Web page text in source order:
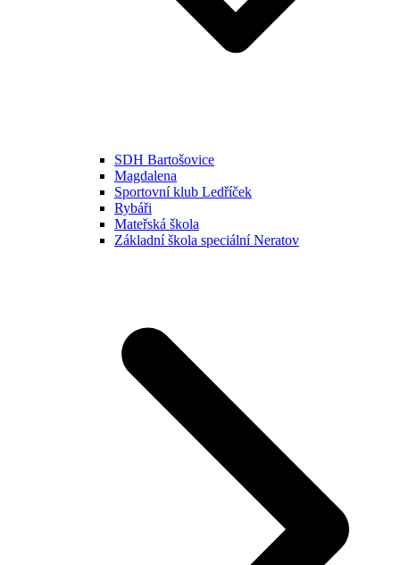
SDH Bartošovice
Magdalena
Sportovní klub Ledříček
Rybáři
Mateřská škola
Základní škola speciální Neratov